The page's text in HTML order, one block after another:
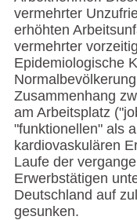
vermehrter
erhöhten
vermehrter
Epidemiologische
Zusammenhang
am Arbeitsplatz
"funktionellen" als
kardiovaskulären
Laufe der
Erwerbstätigen
Deutschland auf
gesunken.